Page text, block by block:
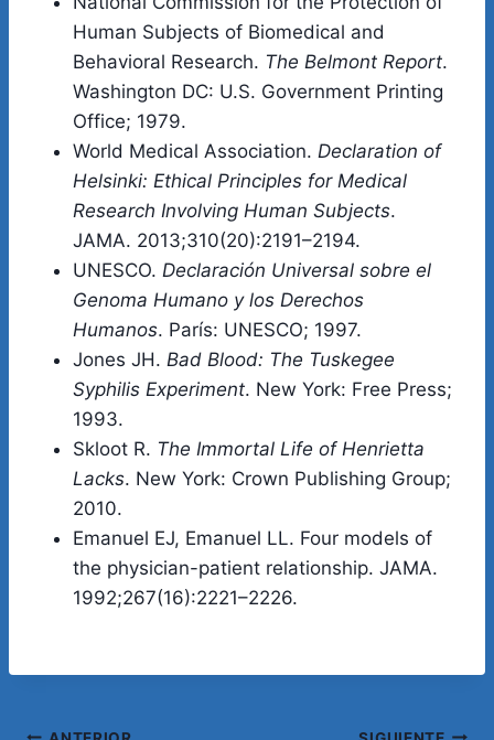
Human Subjects of Biomedical and
Behavioral Research. The Belmont Report.
Washington DC: U.S. Government Printing
Office; 1979.
World Medical Association. Declaration of
Helsinki: Ethical Principles for Medical
Research Involving Human Subjects.
JAMA. 2013;310(20):2191–2194.
UNESCO. Declaración Universal sobre el
Genoma Humano y los Derechos
Humanos. París: UNESCO; 1997.
Jones JH. Bad Blood: The Tuskegee
Syphilis Experiment. New York: Free Press;
1993.
Skloot R. The Immortal Life of Henrietta
Lacks. New York: Crown Publishing Group;
2010.
Emanuel EJ, Emanuel LL. Four models of
the physician-patient relationship. JAMA.
1992;267(16):2221–2226.